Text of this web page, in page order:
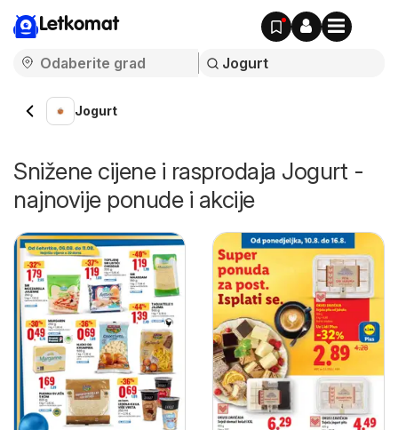
Letkomat
Jogurt
Snižene cijene i rasprodaja Jogurt -
najnovije ponude i akcije